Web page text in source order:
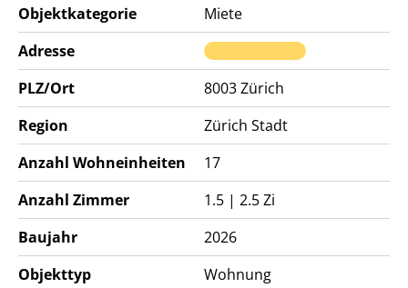
Objektkategorie
Miete
Adresse
PLZ/Ort
8003Zürich
Region
Zürich Stadt
Anzahl Wohneinheiten
17
Anzahl Zimmer
1.5 | 2.5 Zi
Baujahr
2026
Objekttyp
Wohnung